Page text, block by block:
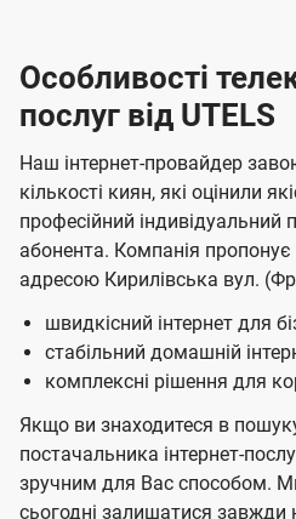
Особливості
послуг від UTELS
Наш інтернет-провайдер
кількості киян, які оцінили
професійний індивідуальний
абонента. Компанія
адресою Кирилівська вул.
швидкісний інтернет для
стабільний домашній
комплексні рішення для
Якщо ви знаходитеся в
постачальника інтернет-
зручним для Вас способом.
сьогодні залишатися завжди